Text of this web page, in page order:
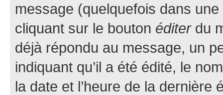
message (quelquefois dans
cliquant sur le bouton éditerdu
déjà répondu au message, un
indiquant qu’il a été édité, le
la date et l’heure de la dernière